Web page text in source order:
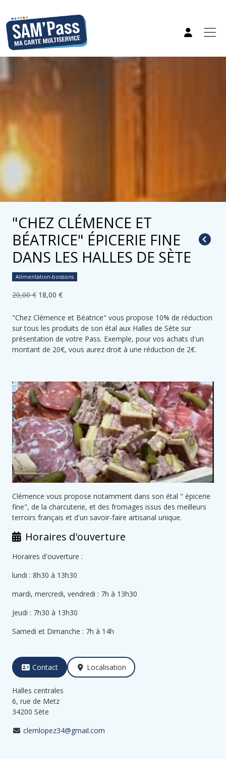
"CHEZ CLÉMENCE ET
BÉATRICE" ÉPICERIE FINE
DANS LES HALLES DE SÈTE
Alimentation-boissons
20,00 € 18,00 €
"Chez Clémence et Béatrice" vous propose 10% de réduction
sur tous les produits de son étal aux Halles de Sète sur
présentation de votre Pass. Exemple, pour vos achats d'un
montant de 20€, vous aurez droit à une réduction de 2€.
Clémence vous propose notamment dans son étal " épicerie
fine", de la charcuterie, et des fromages issus des meilleurs
terroirs français et d'un savoir-faire artisanal unique.
Horaires d'ouverture
Horaires d'ouverture :
lundi : 8h30 à 13h30
mardi, mercredi, vendredi : 7h à 13h30
Jeudi : 7h30 à 13h30
Samedi et Dimanche : 7h à 14h
Contact Localisation
Halles centrales
6, rue de Metz
34200 Sète
clemlopez34@gmail.com